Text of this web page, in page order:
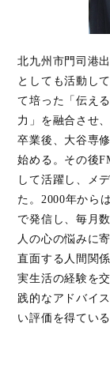
北九州市門司港
としても活動し
て培った「伝え
力」を融合させ
卒業後、大谷専
始める。その後
して活躍し、メ
た。2000年から
で発信し、毎月
人の心の悩みに
直面する人間関
実生活の経験を
践的なアドバイ
い評価を得ている